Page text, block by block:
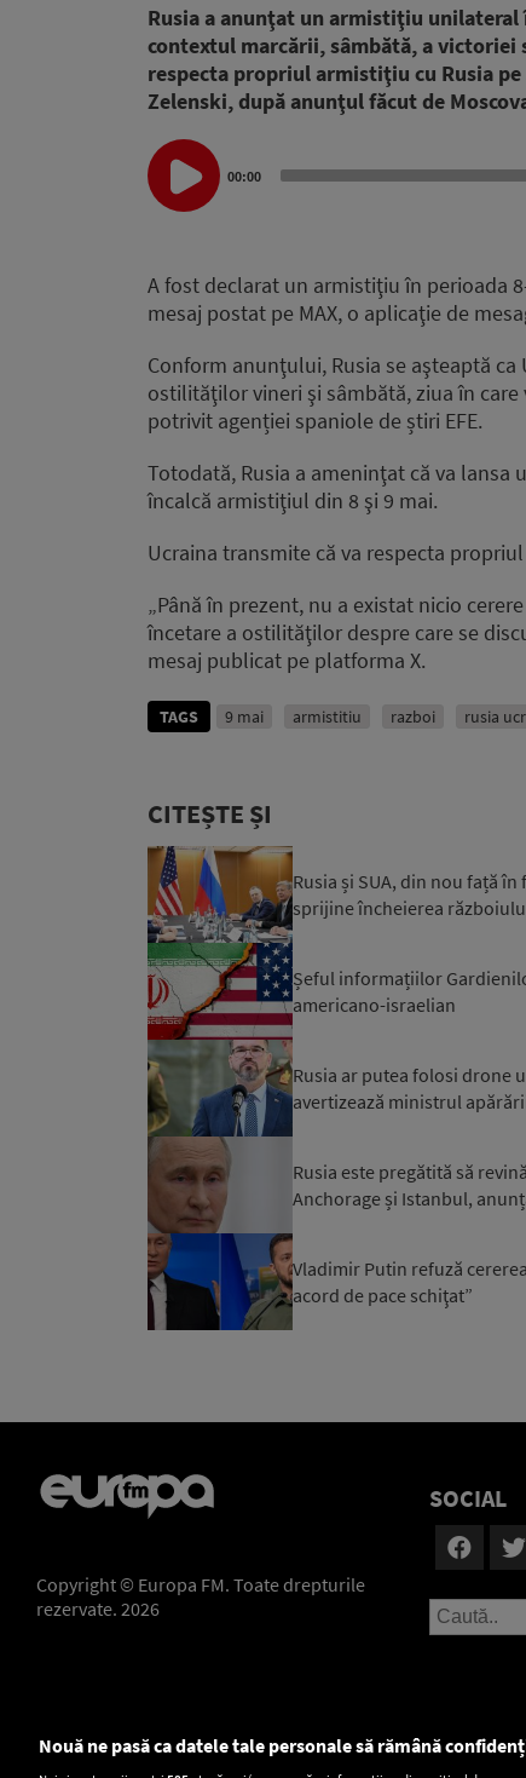
Rusia a anunţat un armistiţiu unilateral
contextul marcării, sâmbătă, a victoriei
respecta propriul armistiţiu cu Rusia
Zelenski, după anunţul făcut de
Audio
Player
00:00
A fost declarat un armistiţiu în perioada
mesaj postat pe MAX, o aplicaţie de
Conform anunţului, Rusia se aşteaptă
ostilităţilor vineri şi sâmbătă, ziua în care
potrivit agenției spaniole de știri EFE.
Totodată, Rusia a ameninţat că va lansa
încalcă armistiţiul din 8 şi 9 mai.
Ucraina transmite că va respecta
„Până în prezent, nu a existat nicio
încetare a ostilităţilor despre care se
mesaj publicat pe platforma X.
TAGS 9 mai armistitiu razboi rusia
CITEȘTE ȘI
Rusia și SUA, din nou față
sprijine încheierea
Șeful informațiilor
americano-israelian
Rusia ar putea folosi drone
avertizează ministrul
Rusia este pregătită să
Anchorage și Istanbul,
Vladimir Putin refuză
acord de pace schiţat”
Copyright © Europa FM. Toate drepturile
rezervate. 2026
SOCIAL
Nouă ne pasă ca datele tale personale să rămână